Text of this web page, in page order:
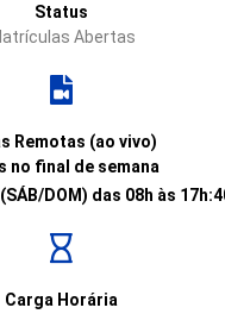
Status
Abertas
Remotas (ao vivo)
no final de semana
DOM) das 08h às
Carga Horária